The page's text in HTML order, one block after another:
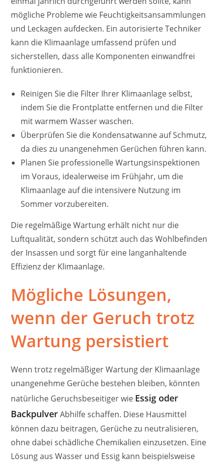
mögliche Probleme wie Feuchtigkeitsansammlungen
und Leckagen aufdecken. Ein autorisierte Techniker
kann die Klimaanlage umfassend prüfen und
sicherstellen, dass alle Komponenten einwandfrei
funktionieren.
Reinigen Sie die Filter Ihrer Klimaanlage selbst,
indem Sie die Frontplatte entfernen und die Filter
mit warmem Wasser waschen.
Überprüfen Sie die Kondensatwanne auf Schmutz,
da dies zu unangenehmen Gerüchen führen kann.
Planen Sie professionelle Wartungsinspektionen
im Voraus, idealerweise im Frühjahr, um die
Klimaanlage auf die intensivere Nutzung im
Sommer vorzubereiten.
Die regelmäßige Wartung erhält nicht nur die
Luftqualität, sondern schützt auch das Wohlbefinden
der Insassen und sorgt für eine langanhaltende
Effizienz der Klimaanlage.
Mögliche Lösungen,
wenn der Geruch trotz
Wartung persistiert
Wenn trotz regelmäßiger Wartung der Klimaanlage
unangenehme Gerüche bestehen bleiben, könnten
natürliche Geruchsbeseitiger wie Essig oder
BackpulverAbhilfe schaffen. Diese Hausmittel
können dazu beitragen, Gerüche zu neutralisieren,
ohne dabei schädliche Chemikalien einzusetzen. Eine
Lösung aus Wasser und Essig kann beispielsweise